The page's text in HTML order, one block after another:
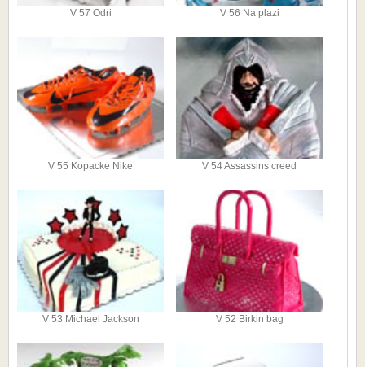
V 57 Odri V 56 Na plazi
V 55 Kopacke Nike V 54 Assassins creed
V 53 Michael Jackson V 52 Birkin bag